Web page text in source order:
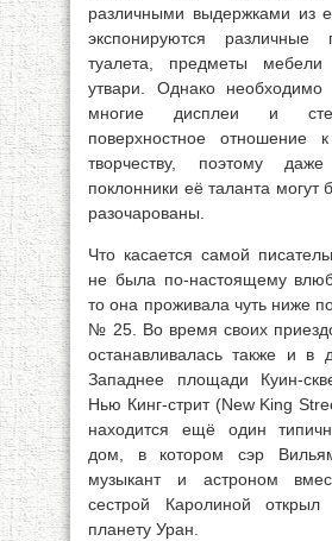
различными выдержками из
экспонируются
туалета, предметы
утвари. Однако необходимо
многие дисплеи и
поверхностное
творчеству, поэтому
поклонники её таланта могут
разочарованы.
Что касается самой
не была по-настоящему
то она проживала чуть ниже
№ 25. Во время своих
останавливалась также и в
Западнее площади Куин-
Нью Кинг-стрит (New King
находится ещё один
дом, в котором сэр
музыкант и астроном
сестрой Каролиной
планету Уран.